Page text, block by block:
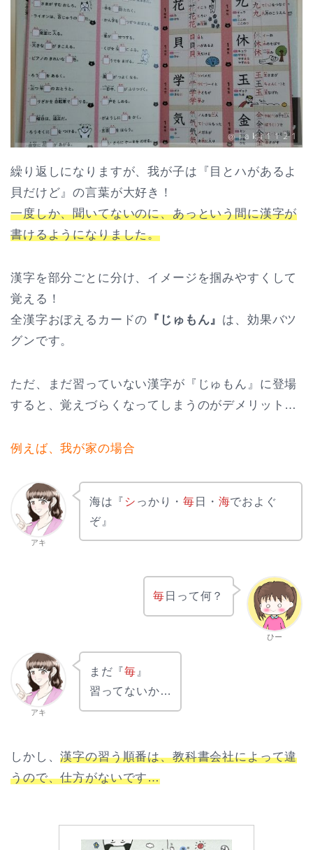
繰り返しになりますが、我が子は『目とハがあるよ
貝だけど』の言葉が大好き！
一度しか、聞いてないのに、あっという間に漢字が
書けるようになりました。
漢字を部分ごとに分け、イメージを掴みやすくして
覚える！
全漢字おぼえるカードの 『じゅもん』 は、効果バツ
グンです。
ただ、まだ習っていない漢字が『じゅもん』に登場
すると、覚えづらくなってしまうのがデメリット…
例えば、我が家の場合
アキ
海は『 シ っかり・毎 日・ 海でおよぐ
ぞ』
ひー
毎 日って何？
アキ
まだ『毎 』
習ってないか…
しかし、漢字の習う順番は、教科書会社によって違
うので、仕方がないです…